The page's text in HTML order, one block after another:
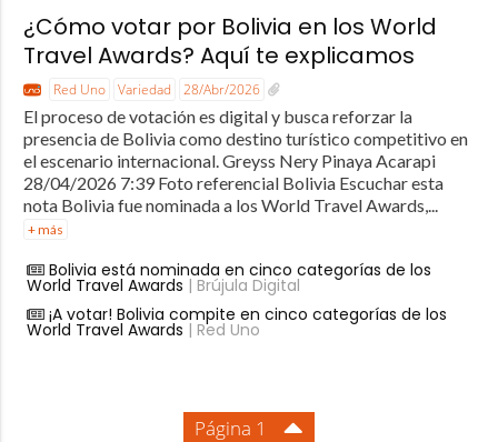
¿Cómo votar por Bolivia en los World
Travel Awards? Aquí te explicamos
Red Uno Variedad 28/Abr/2026
El proceso de votación es digital y busca reforzar la
presencia de Bolivia como destino turístico competitivo en
el escenario internacional. Greyss Nery Pinaya Acarapi
28/04/2026 7:39 Foto referencial Bolivia Escuchar esta
nota Bolivia fue nominada a los World Travel Awards,...
+ más
Bolivia está nominada en cinco categorías de los
World Travel Awards | Brújula Digital
¡A votar! Bolivia compite en cinco categorías de los
World Travel Awards | Red Uno
Página 1